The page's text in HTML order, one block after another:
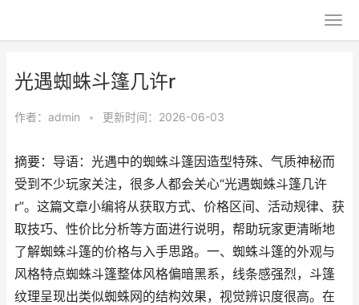
光遇蜘蛛斗篷几许r
作者： admin • 更新时间：2026-06-03
摘要：导语：光遇中的蜘蛛斗篷因造型特殊、气质神秘而
受到不少玩家关注，很多人都会关心“光遇蜘蛛斗篷几许
r”。这篇文章小编将从获取方式、价格区间、活动规律、获
取技巧、性价比分析等方面进行说明，帮助玩家更清晰地
了解蜘蛛斗篷的价格与入手思路。一、蜘蛛斗篷的外观与
风格特点蜘蛛斗篷整体风格偏暗黑系，线条感强烈，斗篷
纹理呈现出类似蜘蛛网的结构效果，视觉辨识度很高。在